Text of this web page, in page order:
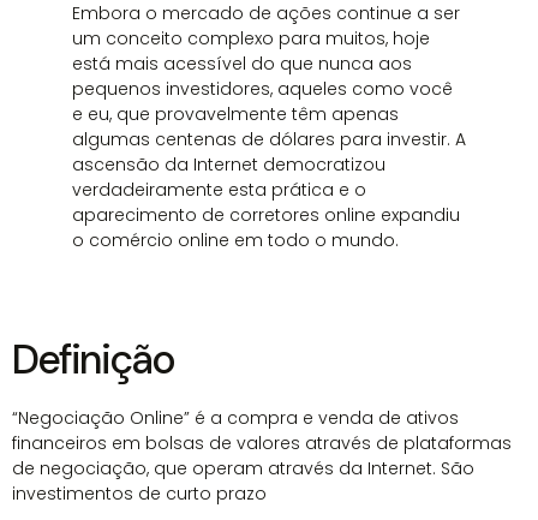
Embora o mercado de ações continue a ser
um conceito complexo para muitos, hoje
está mais acessível do que nunca aos
pequenos investidores, aqueles como você
e eu, que provavelmente têm apenas
algumas centenas de dólares para investir. A
ascensão da Internet democratizou
verdadeiramente esta prática e o
aparecimento de corretores online expandiu
o comércio online em todo o mundo.
Definição
“Negociação Online” é a compra e venda de ativos
financeiros em bolsas de valores através de plataformas
de negociação, que operam através da Internet. São
investimentos de curto prazo